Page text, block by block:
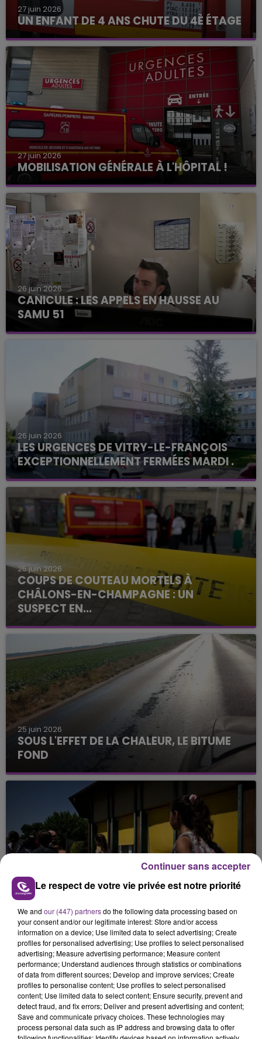
27 juin 2026
UN ENFANT DE 4 ANS CHUTE DU 4È ÉTAGE
27 juin 2026
MOBILISATION GÉNÉRALE À L'HÔPITAL !
26 juin 2026
CANICULE : LES APPELS EN HAUSSE AU
SAMU 51
26 juin 2026
LES URGENCES DE VITRY-LE-FRANÇOIS
EXCEPTIONNELLEMENT FERMÉES MARDI .
25 juin 2026
COUPS DE COUTEAU MORTELS À
CHÂLONS-EN-CHAMPAGNE : UN
SUSPECT EN...
25 juin 2026
SOUS L'EFFET DE LA CHALEUR, LE BITUME
FOND
24 juin 2026
CANICULE : SITUATION DANS LES ÉCOLES
ET COLLÈGES JEUDI 25 JUIN
24 juin 2026
CANICULE : UNE ÉPREUVE
PARTICULIÈREMENT DIFFICILE POUR LES
Le respect de votre vie privée est notre priorité
We and our (447) partnersdo the following data processing based on
your consent and/or our legitimate interest: Store and/or access
information on a device; Use limited data to select advertising; Create
profiles for personalised advertising; Use profiles to select personalised
advertising; Measure advertising performance; Measure content
performance; Understand audiences through statistics or combinations
of data from different sources; Develop and improve services; Create
profiles to personalise content; Use profiles to select personalised
content; Use limited data to select content; Ensure security, prevent and
detect fraud, and fix errors; Deliver and present advertising and content;
Save and communicate privacy choices. These technologies may
process personal data such as IP address and browsing data to offer
Continuer sans accepter